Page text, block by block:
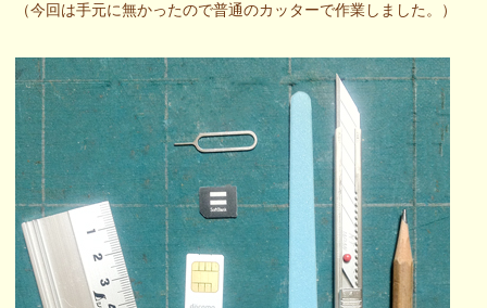
（今回は手元に無かったので普通のカッターで作業しました。）